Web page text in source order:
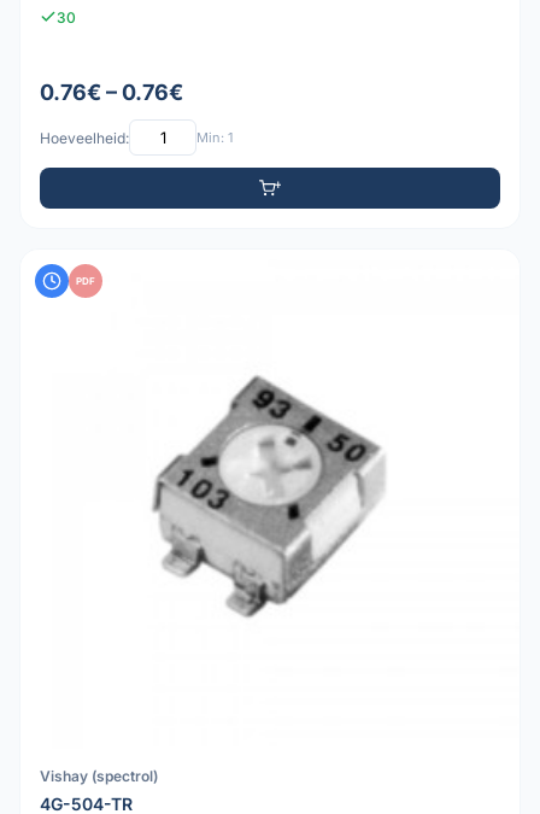
30
0.76€ – 0.76€
Hoeveelheid: Min: 1
PDF
Vishay (spectrol)
4G-504-TR